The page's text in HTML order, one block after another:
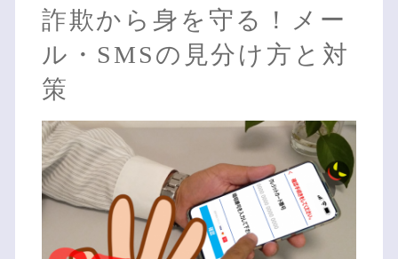
詐欺から身を守る！メー
ル・SMSの見分け方と対
策